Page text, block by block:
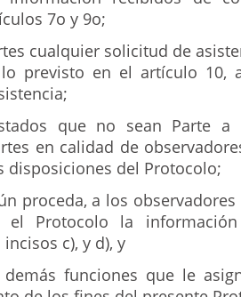
7o y 9o;
cualquier solicitud de
previsto en el artículo 10,
que no sean Parte a
en calidad de
disposiciones del Protocolo;
proceda, a los
Protocolo la
c), y d), y
funciones que le